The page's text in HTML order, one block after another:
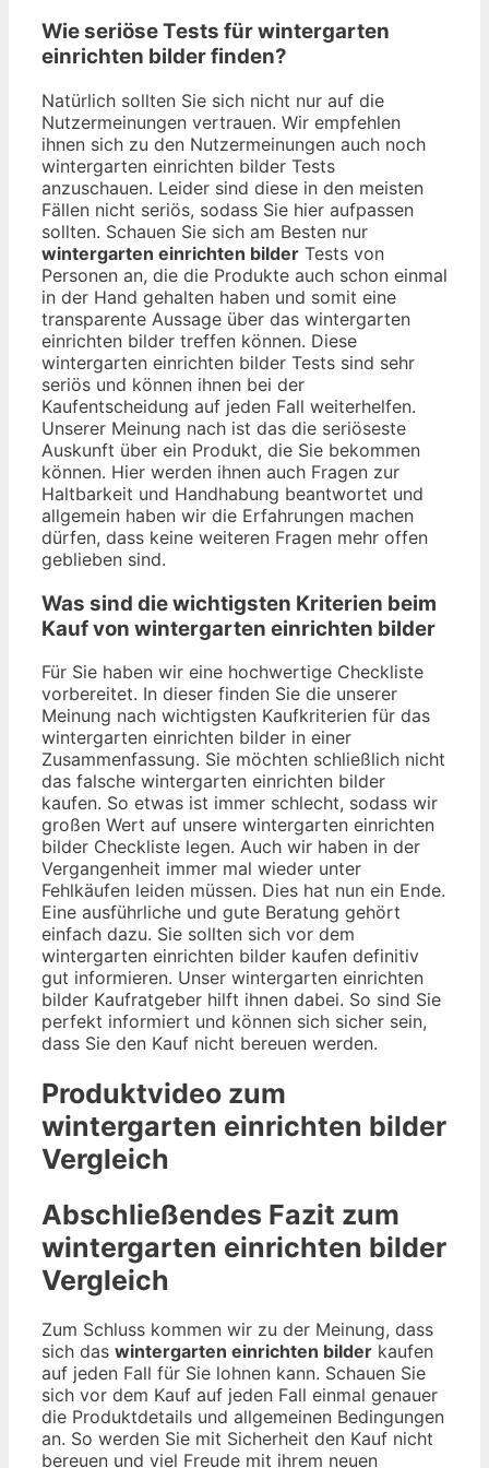
Wie seriöse Tests für wintergarten
einrichten bilder finden?
Natürlich sollten Sie sich nicht nur auf die
Nutzermeinungen vertrauen. Wir empfehlen
ihnen sich zu den Nutzermeinungen auch noch
wintergarten einrichten bilder Tests
anzuschauen. Leider sind diese in den meisten
Fällen nicht seriös, sodass Sie hier aufpassen
sollten. Schauen Sie sich am Besten nur
wintergarten einrichten bilder Tests von
Personen an, die die Produkte auch schon einmal
in der Hand gehalten haben und somit eine
transparente Aussage über das wintergarten
einrichten bilder treffen können. Diese
wintergarten einrichten bilder Tests sind sehr
seriös und können ihnen bei der
Kaufentscheidung auf jeden Fall weiterhelfen.
Unserer Meinung nach ist das die seriöseste
Auskunft über ein Produkt, die Sie bekommen
können. Hier werden ihnen auch Fragen zur
Haltbarkeit und Handhabung beantwortet und
allgemein haben wir die Erfahrungen machen
dürfen, dass keine weiteren Fragen mehr offen
geblieben sind.
Was sind die wichtigsten Kriterien beim
Kauf von wintergarten einrichten bilder
Für Sie haben wir eine hochwertige Checkliste
vorbereitet. In dieser finden Sie die unserer
Meinung nach wichtigsten Kaufkriterien für das
wintergarten einrichten bilder in einer
Zusammenfassung. Sie möchten schließlich nicht
das falsche wintergarten einrichten bilder
kaufen. So etwas ist immer schlecht, sodass wir
großen Wert auf unsere wintergarten einrichten
bilder Checkliste legen. Auch wir haben in der
Vergangenheit immer mal wieder unter
Fehlkäufen leiden müssen. Dies hat nun ein Ende.
Eine ausführliche und gute Beratung gehört
einfach dazu. Sie sollten sich vor dem
wintergarten einrichten bilder kaufen definitiv
gut informieren. Unser wintergarten einrichten
bilder Kaufratgeber hilft ihnen dabei. So sind Sie
perfekt informiert und können sich sicher sein,
dass Sie den Kauf nicht bereuen werden.
Produktvideo zum
wintergarten einrichten bilder
Vergleich
Abschließendes Fazit zum
wintergarten einrichten bilder
Vergleich
Zum Schluss kommen wir zu der Meinung, dass
sich das wintergarten einrichten bilder kaufen
auf jeden Fall für Sie lohnen kann. Schauen Sie
sich vor dem Kauf auf jeden Fall einmal genauer
die Produktdetails und allgemeinen Bedingungen
an. So werden Sie mit Sicherheit den Kauf nicht
bereuen und viel Freude mit ihrem neuen